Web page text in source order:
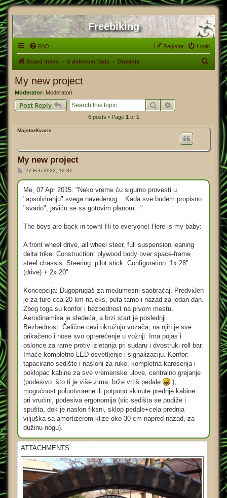
Freebiking
FAQ Login
Register
Board index U debelom 'ladu Duvanje
My new project
Moderator: Moderatori
Post Reply Search
6 posts • Page 1 of 1
MajstorKvaris
My new project
P
s
t
27 Feb 2022, 12:31
Me, 07 Apr 2015: "Neko vreme ću sigurno provesti u
"apsolviranju" svega navedenog... Kada sve budem propisno
"svario", javiću se sa gotovim planom..."
The boys are back in town! Hi to everyone! Here is my baby:
A front wheel drive, all wheel steer, full suspension leaning
delta trike. Construction: plywood body over space-frame
steel chassis. Steering: pilot stick. Configuration: 1x 28"
(drive) + 2x 20"
Koncepcija: Dugoprugaš za međumesni saobraćaj. Predviđen
je za ture cca 20 km na eks, puta tamo i nazad za jedan dan.
Zbog toga su konfor i bezbednost na prvom mestu.
Aerodinamika je sledeća, a brzi start je poslednji.
Bezbednost: Čelične cevi okružuju vozača, na njih je sve
prikačeno i nose svo opterećenje u vožnji. Ima pojas i
oslonce za rame protiv izletanja pri sudaru i dvostruki roll bar.
Imaće kompletno LED osvetljenje i signalizaciju. Konfor:
tapacirano sedište i nasloni za ruke, kompletna karoserija i
poklopac kabine za sve vremenske ulove, centralno grejanje
(podesivo: što ti je više zima, brže vrtiš pedale
),
mogućnost poluotvorene ili potpuno skinute prednje kabine
pri vrućini, podesiva ergonomija (sic sedišta se podiže i
spušta, dok je naslon fiksni, sklop pedale+cela prednja
viljuška sa amortizerom klize oko 30 cm napred-nazad, za
dužinu nogu).
ATTACHMENTS